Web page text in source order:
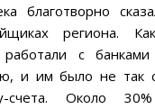
благотворно
региона.
с
и им было не так
счета. Около